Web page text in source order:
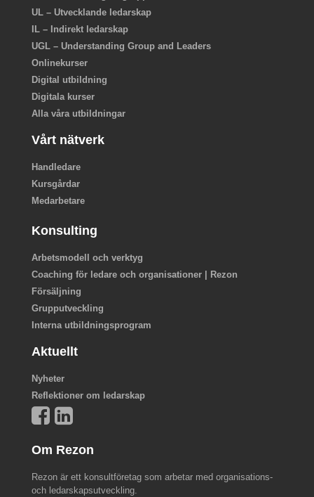
UL – Utvecklande ledarskap
IL – Indirekt ledarskap
UGL – Understanding Group and Leaders
Onlinekurser
Digital utbildning
Digitala kurser
Alla våra utbildningar
Vårt nätverk
Handledare
Kursgårdar
Medarbetare
Konsulting
Arbetsmodell och verktyg
Coaching för ledare och organisationer | Rezon
Försäljning
Grupputveckling
Interna utbildningsprogram
Aktuellt
Nyheter
Reflektioner om ledarskap
Om Rezon
Rezon är ett konsultföretag som arbetar med organisations-
och ledarskapsutveckling.